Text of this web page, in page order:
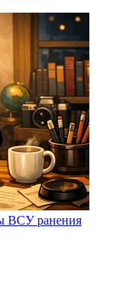
ВСУ ранения